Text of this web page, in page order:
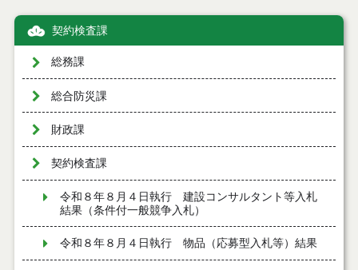
契約検査課
総務課
総合防災課
財政課
契約検査課
令和８年８月４日執行 建設コンサルタント等入札
結果（条件付一般競争入札）
令和８年８月４日執行 物品（応募型入札等）結果